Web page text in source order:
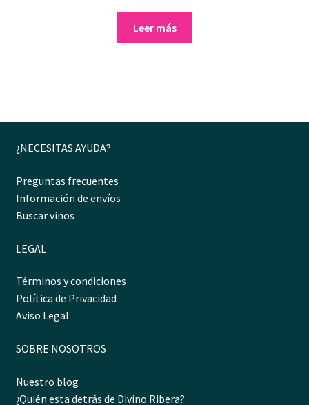
Leer más
¿NECESITAS AYUDA?
Preguntas frecuentes
Información de envíos
Buscar vinos
LEGAL
Términos y condiciones
Política de Privacidad
Aviso Legal
SOBRE NOSOTROS
Nuestro blog
¿Quién esta detrás de Divino Ribera?